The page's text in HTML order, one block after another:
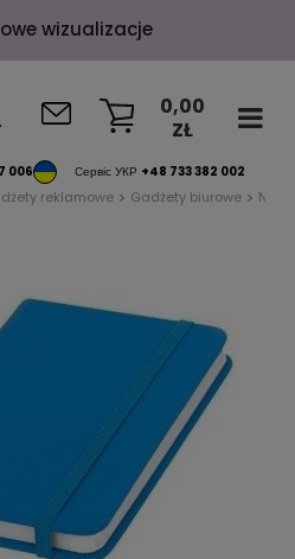
wizualizacje
006 Сервіс УКР +48 733 382 002
0,00
ZŁ
reklamowe Gadżety biurowe